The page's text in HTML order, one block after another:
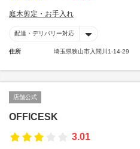
庭木剪定・お手入れ
配達・デリバリー対応
住所 埼玉県狭山市入間川1-14-29
店舗公式
OFFICESK
3.01